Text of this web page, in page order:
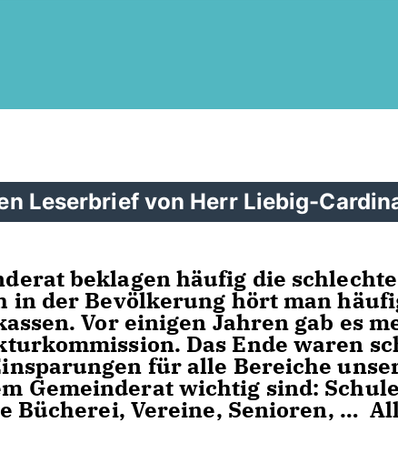
Leserbrief von Herr Liebig-
beklagen häufig die
in der Bevölkerung hört man
Vor einigen Jahren gab es
Das Ende waren
für alle Bereiche
Gemeinderat wichtig sind:
Bücherei, Vereine, Senioren, …